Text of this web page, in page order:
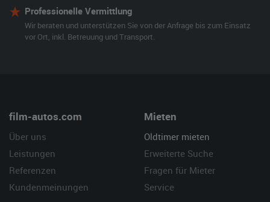
Professionelle Vermittlung
Wir beraten und unterstützen Sie von der Anfrage bis zum Einsatz
vor Ort, inkl. Betreuung und Transport.
film-autos.com
Über uns
Leistungen
Referenzen
Kundenmeinungen
Mieten
Oldtimer mieten
Erweiterte Suche
Fragen für Mieter
Service